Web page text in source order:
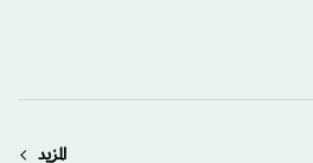
المزيد